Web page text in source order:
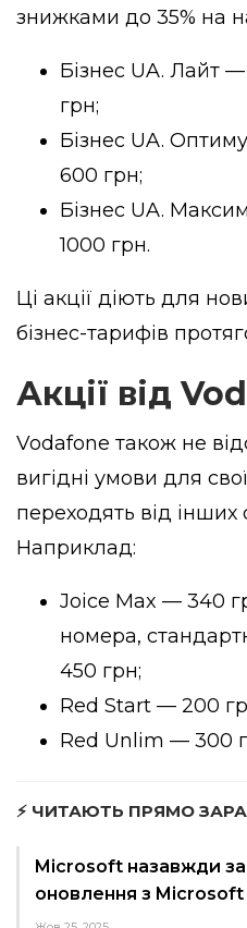
знижками до 35% на
Бізнес UA. Лайт —
грн;
Бізнес UA.
600 грн;
Бізнес UA.
1000 грн.
Ці акції діють для
бізнес-тарифів
Акції від
Vodafone також не
вигідні умови для
переходять від інших
Наприклад:
Joice Max — 340
номера,
450 грн;
Red Start — 200
Red Unlim — 300
⚡ ЧИТАЮТЬ ПРЯМО
Microsoft назавжди
оновлення з